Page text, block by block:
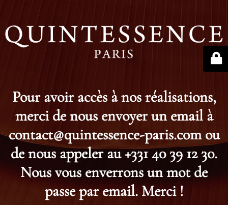
Pour avoir accès à nos réalisations,
merci de nous envoyer un email à
contact@quintessence-paris.com ou
de nous appeler au +331 40 39 12 30.
Nous vous enverrons un mot de
passe par email. Merci !